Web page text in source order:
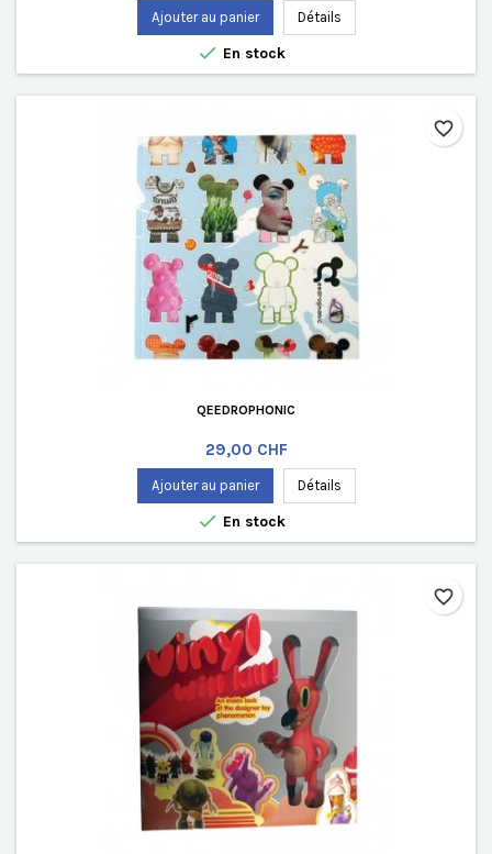
Ajouter au panier Détails
 En stock
QEEDROPHONIC
Prix
29,00 CHF
Ajouter au panier Détails
 En stock
favorite_border
favorite_border